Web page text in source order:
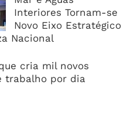
Interiores Tornam-se
Novo Eixo Estratégico
Nacional
cria mil novos
trabalho por dia
Risco Após Meses de
Desloca-se Para o
Interno